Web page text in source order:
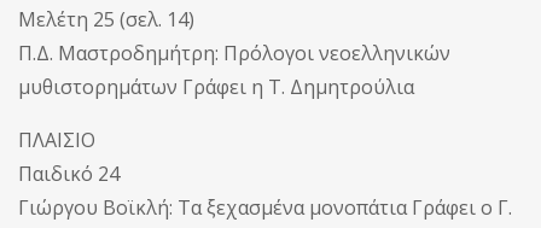
Μελέτη 25 (σελ. 14)
Π.Δ. Μαστροδημήτρη: Πρόλογοι νεοελληνικών
μυθιστορημάτων Γράφει η Τ. Δημητρούλια
ΠΛΑΙΣΙΟ
Παιδικό 24
Γιώργου Βοϊκλή: Τα ξεχασμένα μονοπάτια Γράφει ο Γ.